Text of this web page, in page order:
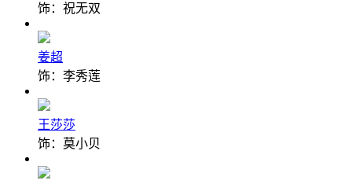
饰：祝无双
姜超
饰：李秀莲
王莎莎
饰：莫小贝